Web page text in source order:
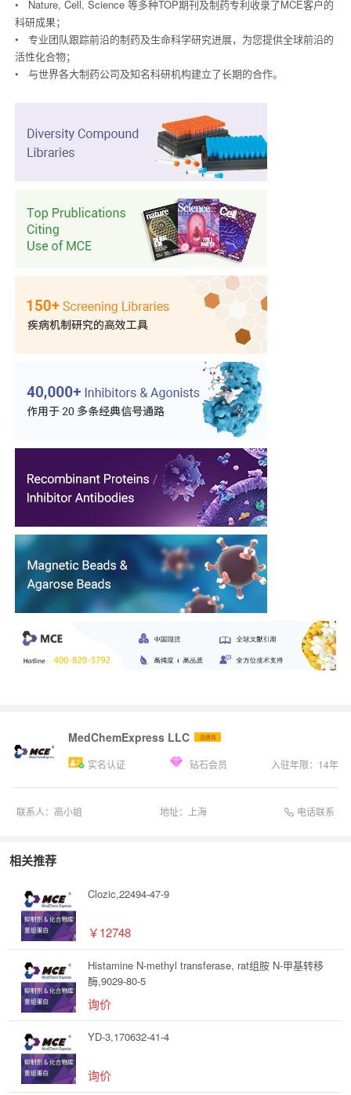
• Nature, Cell, Science 等多种TOP期刊及制药专利收录了MCE客户的
科研成果；
• 专业团队跟踪前沿的制药及生命科学研究进展，为您提供全球前沿的
活性化合物；
• 与世界各大制药公司及知名科研机构建立了长期的合作。
MedChemExpress LLC 品牌商
实名认证 钻石会员 入驻年限： 14年
联系人： 高小姐 地址： 上海 电话联系
相关推荐
Clozic,22494-47-9
￥12748
Histamine N-methyl transferase, rat组胺 N-甲基转移
酶,9029-80-5
询价
YD-3,170632-41-4
询价